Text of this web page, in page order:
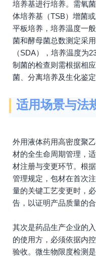
培养基进行培养。需氧
体培养基（TSB）增菌
平板培养，培养温度一
菌和酵母菌总数测定采
（SDA），培养温度
制菌的检查则需根据相
菌、分离培养及生化鉴
适用场景与法
外用液体药用高密度聚
材的全生命周期管理，
材注册与变更环节。根
管理规定，包材在首次
量的关键工艺变更时，
告，以证明产品质量的合
其次是药品生产企业的
的使用方，必须依据内
验收。微生物限度检测